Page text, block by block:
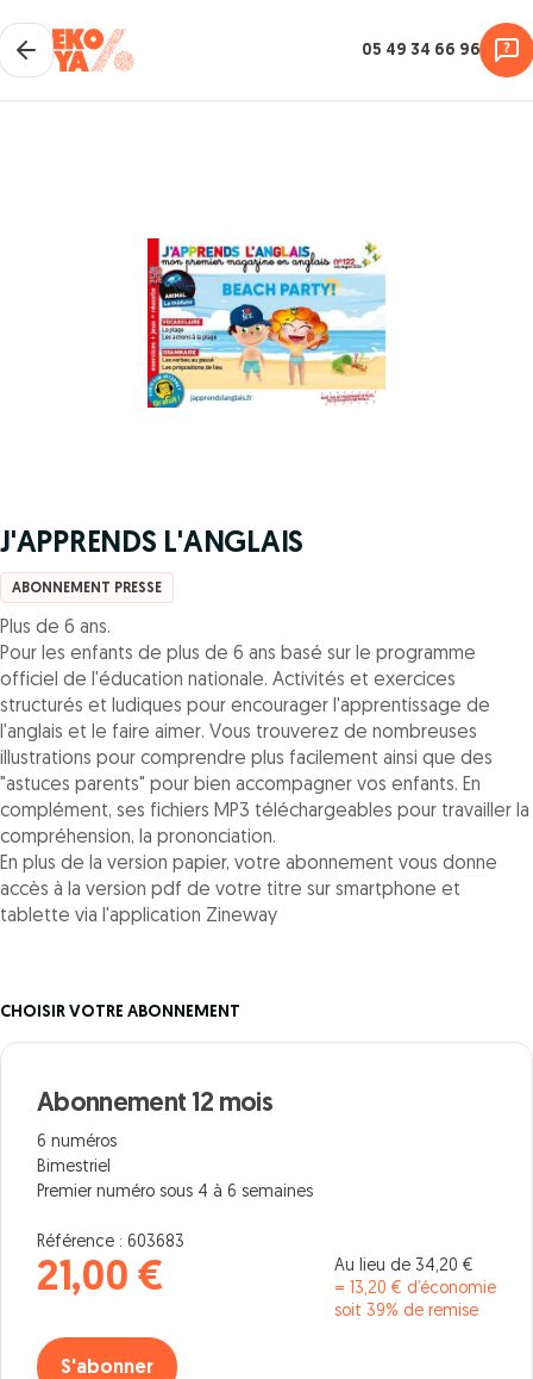
05 49 34 66 96
J'APPRENDS L'ANGLAIS
ABONNEMENT PRESSE
Plus de 6 ans.
Pour les enfants de plus de 6 ans basé sur le programme
officiel de l'éducation nationale. Activités et exercices
structurés et ludiques pour encourager l'apprentissage de
l'anglais et le faire aimer. Vous trouverez de nombreuses
illustrations pour comprendre plus facilement ainsi que des
"astuces parents" pour bien accompagner vos enfants. En
complément, ses fichiers MP3 téléchargeables pour travailler la
compréhension, la prononciation.
En plus de la version papier, votre abonnement vous donne
accès à la version pdf de votre titre sur smartphone et
tablette via l'application Zineway
CHOISIR VOTRE ABONNEMENT
Abonnement 12 mois
6 numéros
Bimestriel
Premier numéro sous 4 à 6 semaines
Référence : 603683
21,00 €
Au lieu de 34,20 €
= 13,20 € d’économie
soit 39% de remise
S'abonner